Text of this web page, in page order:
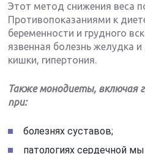
Этот метод снижения веса
Противопоказаниями к
беременности и грудного
язвенная болезнь желудка
кишки, гипертония.
Также монодиеты, включая
при:
болезнях суставов;
патологиях сердечной